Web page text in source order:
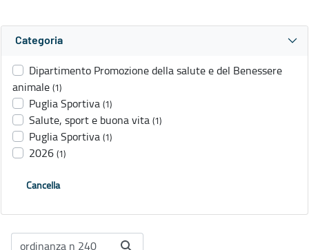
Categoria
Dipartimento Promozione della salute e del Benessere
animale (1)
Puglia Sportiva (1)
Salute, sport e buona vita (1)
Puglia Sportiva (1)
2026 (1)
Cancella